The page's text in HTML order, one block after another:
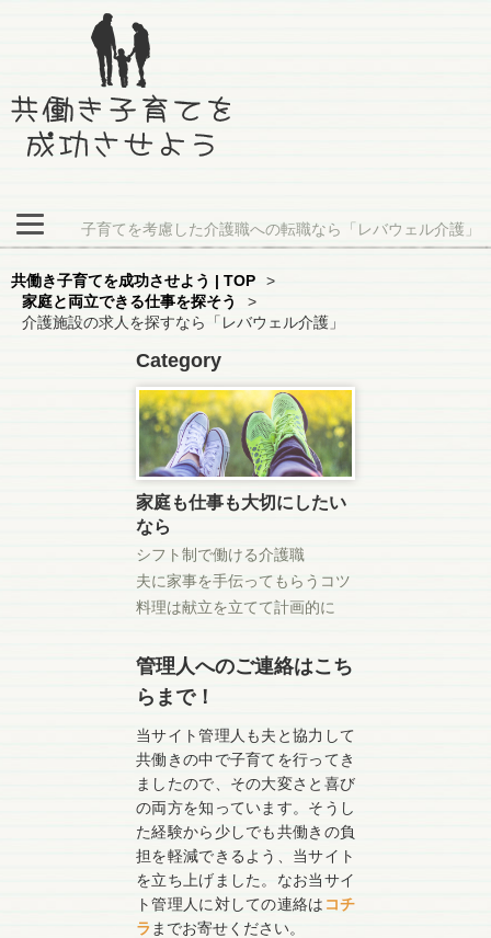
子育てを考慮した介護職への転職なら「レバウェル介護」
共働き子育てを成功させよう | TOP
>
家庭と両立できる仕事を探そう
>
介護施設の求人を探すなら「レバウェル介護」
Category
家庭も仕事も大切にしたい
なら
シフト制で働ける介護職
夫に家事を手伝ってもらうコツ
料理は献立を立てて計画的に
管理人へのご連絡はこち
らまで！
当サイト管理人も夫と協力して
共働きの中で子育てを行ってき
ましたので、その大変さと喜び
の両方を知っています。そうし
た経験から少しでも共働きの負
担を軽減できるよう、当サイト
を立ち上げました。なお当サイ
ト管理人に対しての連絡は コチ
ラ までお寄せください。